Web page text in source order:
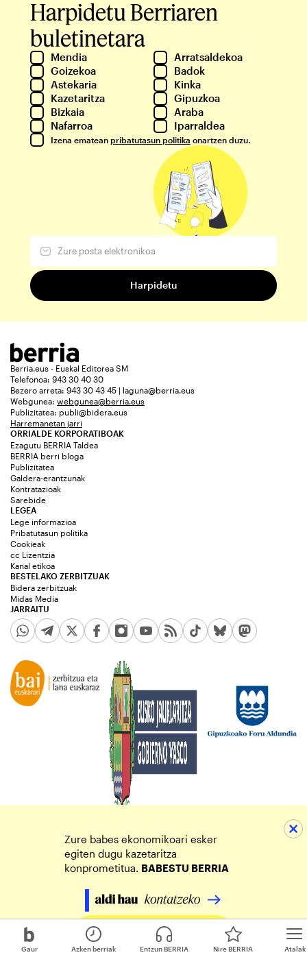
Gaur Atalak
Azken berriak Entzun BERRIA Nire BERRIA
Harpidetu Berriaren
buletinetara
Mendia
Arratsaldekoa
Goizekoa
Badok
Astekaria
Kinka
Kazetaritza
Gipuzkoa
Bizkaia
Araba
Nafarroa
Iparraldea
Izena ematean pribatutasun politika onartzen duzu.
Berria.eus - Euskal Editorea SM
Telefonoa: 943 30 40 30
Bezero arreta: 943 30 43 45 | laguna@berria.eus
Webgunea: webgunea@berria.eus
Publizitatea: publi@bidera.eus
Harremanetan jarri
ORRIALDE KORPORATIBOAK
Ezagutu BERRIA Taldea
BERRIA berri bloga
Publizitatea
Galdera-erantzunak
Kontratazioak
Sarebide
JARRAITU
LEGEA
Lege informazioa
Pribatutasun politika
Cookieak
cc Lizentzia
Kanal etikoa
BESTELAKO ZERBITZUAK
Bidera zerbitzuak
Midas Media
Zure babes ekonomikoari esker
egiten dugu kazetaritza
konprometitua. BABESTU BERRIA
Egin zure ekarpena